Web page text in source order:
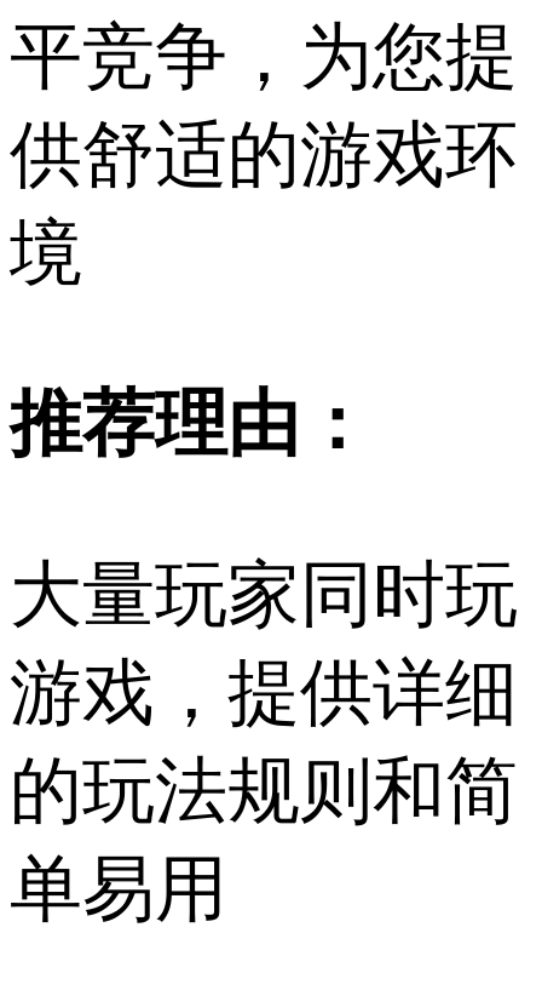
平竞争，为您提
供舒适的游戏环
境
推荐理由：
大量玩家同时玩
游戏，提供详细
的玩法规则和简
单易用